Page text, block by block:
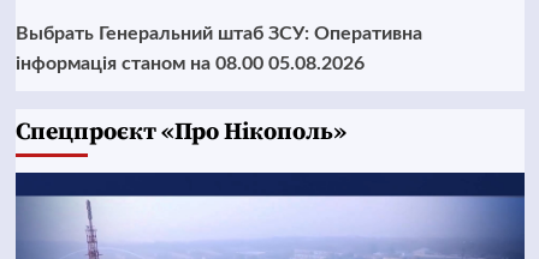
Выбрать Генеральний штаб ЗСУ: Оперативна
інформація станом на 08.00 05.08.2026
Cпецпроєкт «Про Нікополь»